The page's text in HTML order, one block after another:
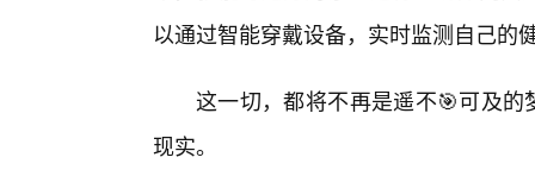
以通过智能穿戴设备，实时监测自己的
这一切，都将不再是遥不🎯可及的
现实。